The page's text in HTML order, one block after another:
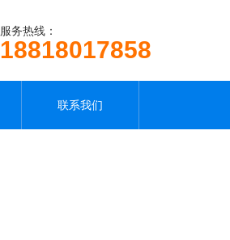
服务热线：
18818017858
联系我们